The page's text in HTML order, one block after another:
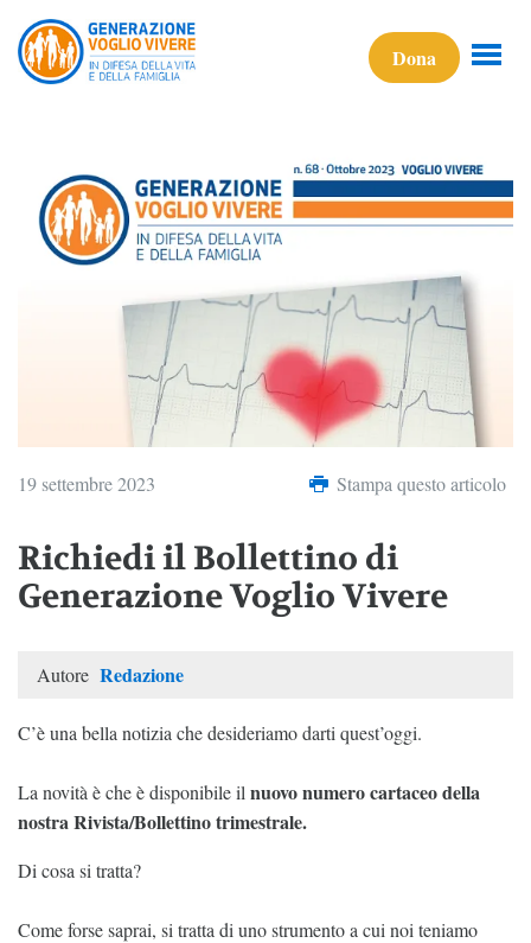
Dona
19 settembre 2023 Stampa questo articolo
Richiedi il Bollettino di
Generazione Voglio Vivere
Autore Redazione
C’è una bella notizia che desideriamo darti quest’oggi.
La novità è che è disponibile il nuovo numero cartaceo della
nostra Rivista/Bollettino trimestrale.
Di cosa si tratta?
Come forse saprai, si tratta di uno strumento a cui noi teniamo